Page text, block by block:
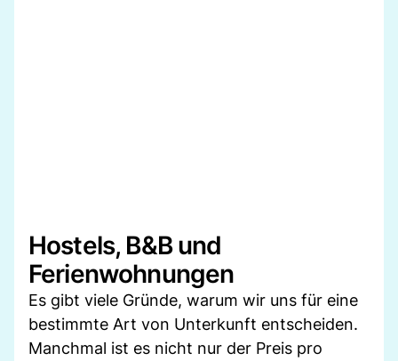
Hostels, B&B und
Ferienwohnungen
Es gibt viele Gründe, warum wir uns für eine
bestimmte Art von Unterkunft entscheiden.
Manchmal ist es nicht nur der Preis pro